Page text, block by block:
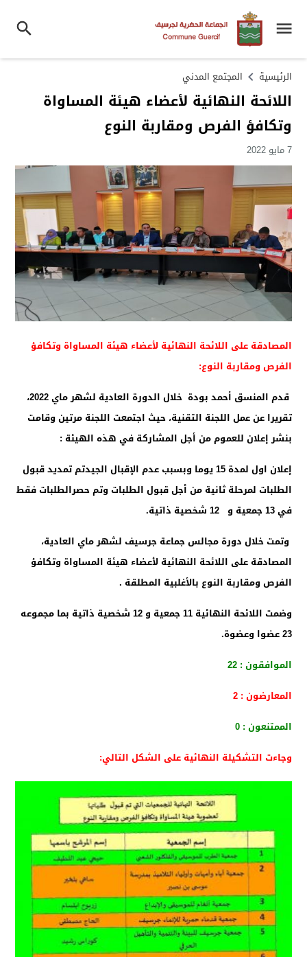
الرئيسية المجتمع المدني
اللائحة النهائية لأعضاء هيئة المساواة
وتكافؤ الفرص ومقاربة النوع
7 مايو 2022
المصادقة على اللائحة النهائية لأعضاء هيئة المساواة وتكافؤ
الفرص ومقاربة النوع:
قدم المنسق أحمد بودة خلال الدورة العادية لشهر ماي 2022،
تقريرا عن عمل اللجنة التقنية، حيث اجتمعت اللجنة مرتين وقامت
بنشر إعلان للعموم من أجل المشاركة في هذه الهيئة :
إعلان اول لمدة 15 يوما وبسبب عدم الإقبال الجيد
تم تمديد قبول
الطلبات لمرحلة ثانية من أجل قبول الطلبات وتم حصرالطلبات فقط
في 13 جمعية و 12 شخصية ذاتية.
وتمت خلال دورة مجالس جماعة جرسيف لشهر ماي العادية،
المصادقة على اللائحة النهائية لأعضاء هيئة المساواة وتكافؤ
الفرص ومقاربة النوع بالأغلبية المطلقة .
وضمت اللائحة النهائية 11 جمعية و 12 شخصية ذاتية بما مجموعه
23 عضوا وعضوة
.
الموافقون : 22
المعارضون : 2
الممتنعون : 0
وجاءت التشكيلة النهائية على الشكل التالي: